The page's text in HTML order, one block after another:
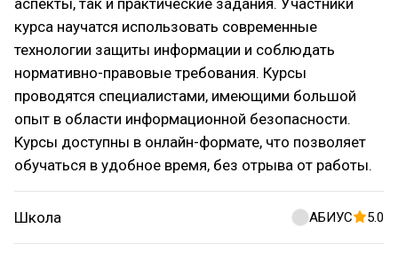
аспекты, так и практические задания. Участники
курса научатся использовать современные
технологии защиты информации и соблюдать
нормативно-правовые требования. Курсы
проводятся специалистами, имеющими большой
опыт в области информационной безопасности.
Курсы доступны в онлайн-формате, что позволяет
обучаться в удобное время, без отрыва от работы.
Школа АБИУС 5.0